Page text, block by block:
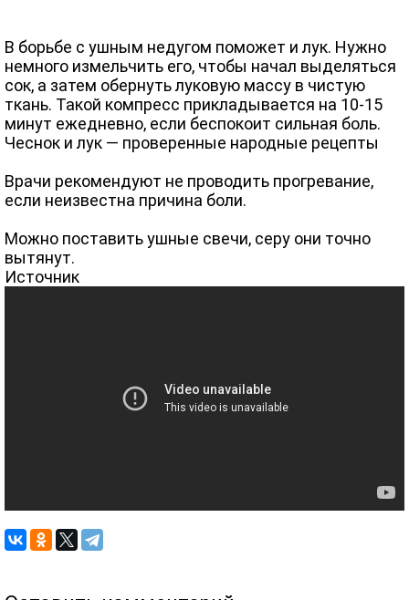
В борьбе с ушным недугом поможет и лук. Нужно
немного измельчить его, чтобы начал выделяться
сок, а затем обернуть луковую массу в чистую
ткань. Такой компресс прикладывается на 10-15
минут ежедневно, если беспокоит сильная боль.
Чеснок и лук — проверенные народные рецепты
Врачи рекомендуют не проводить прогревание,
если неизвестна причина боли.
Можно поставить ушные свечи, серу они точно
вытянут.
Источник